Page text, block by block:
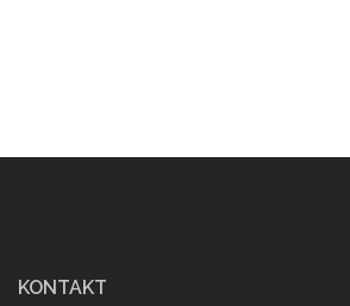
KONTAKT